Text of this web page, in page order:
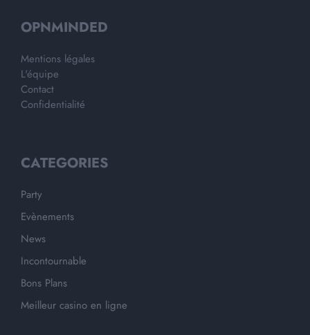
OPNMINDED
Mentions légales
L'équipe
Contact
Confidentialité
CATEGORIES
Party
Evènements
News
Incontournable
Bons Plans
Meilleur casino en ligne